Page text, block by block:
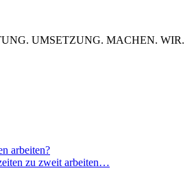
UMSETZUNG. MACHEN. WIR.
arbeiten?
zu zweit arbeiten…